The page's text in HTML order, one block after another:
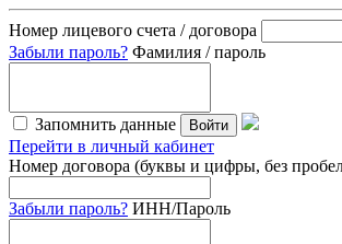
Номер лицевого счета / договора
Забыли пароль? Фамилия / пароль
Запомнить данные Войти
Перейти в личный кабинет
Номер договора (буквы и цифры, без
Забыли пароль? ИНН/Пароль